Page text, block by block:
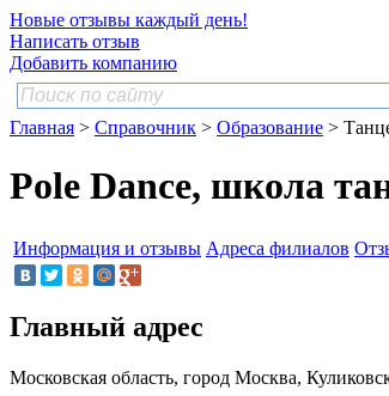
Новые отзывы каждый день!
Написать отзыв
Добавить компанию
Главная > Справочник > Образование >
Pole Dance, школа
Информация и отзывы Адреса филиалов
Главный адрес
Московская область, город Москва,